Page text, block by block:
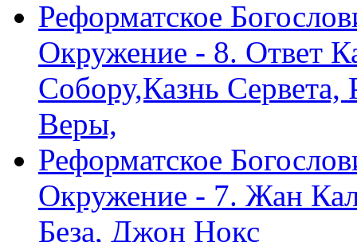
Реформатское
Окружение - 8. Ответ
Собору,Казнь Сервета,
Веры,
Реформатское
Окружение - 7. Жан
Беза, Джон Нокс